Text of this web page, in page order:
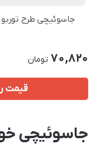
جاسوئیچی طرح توربو
70,820 تومان
قیمت
جاسوئیچی